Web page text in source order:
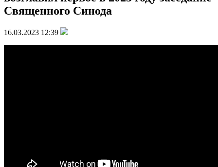
Священного Синода
16.03.2023 12:39